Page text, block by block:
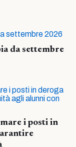
da settembre
i posti in